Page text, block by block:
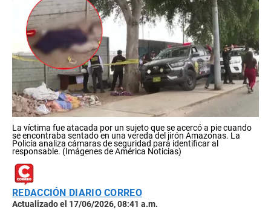
La víctima fue atacada por un sujeto que se acercó a pie cuando
se encontraba sentado en una vereda del jirón Amazonas. La
Policía analiza cámaras de seguridad para identificar al
responsable. (Imágenes de América Noticias)
REDACCIÓN DIARIO CORREO
Actualizado el 17/06/2026, 08:41 a.m.